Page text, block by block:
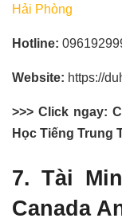
Hải Phòng
Hotline:
Website: https://
>>> Click ngay:
Học Tiếng Trung
7. Tài
Canada